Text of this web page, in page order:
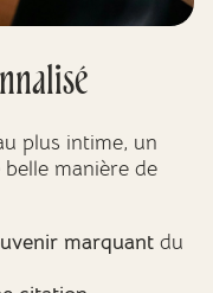
plus intime, un
manière de
marquant du